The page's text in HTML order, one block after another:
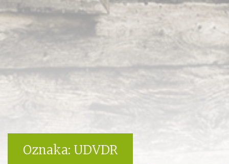
Oznaka: UDVDR